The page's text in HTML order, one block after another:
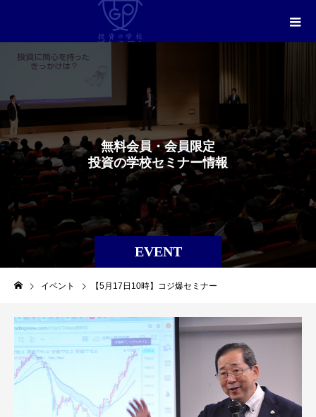
EVENT
無料会員・会員 限定
投資の学校セミ ナー情報
イベント 【5月17日10時】コジ爆セミナー